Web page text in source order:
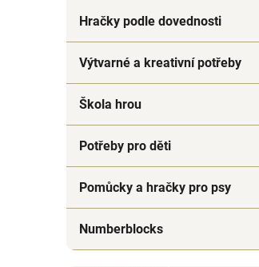
Hračky podle dovednosti
Výtvarné a kreativní potřeby
Škola hrou
Potřeby pro děti
Pomůcky a hračky pro psy
Numberblocks